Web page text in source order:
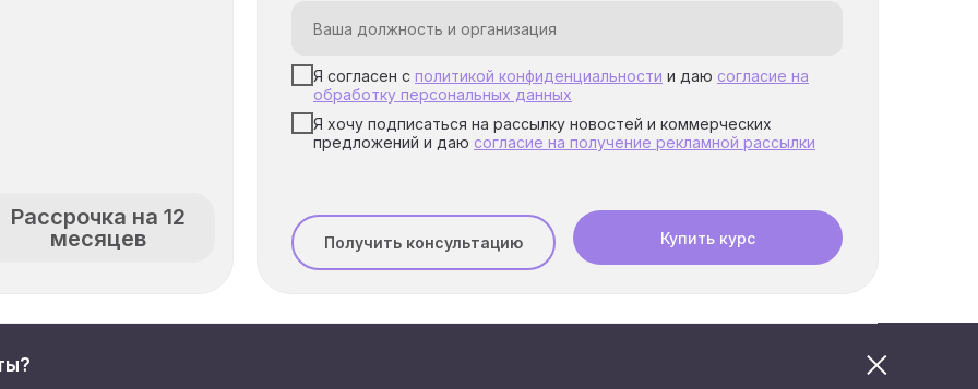
Я согласен с политикой конфиденциальности и даю согласие на
обработку персональных данных
Я хочу подписаться на рассылку новостей и коммерческих
предложений и даю согласие на получение рекламной рассылки
Получить консультацию
Рассрочка на 12
месяцев
Купить курс